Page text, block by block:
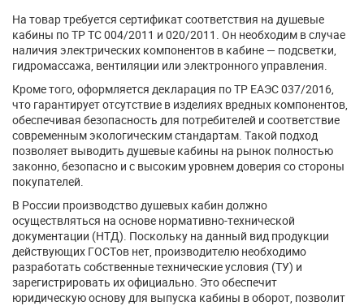
На товар требуется сертификат соответствия на душевые
кабины по ТР ТС 004/2011 и 020/2011. Он необходим в случае
наличия электрических компонентов в кабине — подсветки,
гидромассажа, вентиляции или электронного управления.
Кроме того, оформляется декларация по ТР ЕАЭС 037/2016,
что гарантирует отсутствие в изделиях вредных компонентов,
обеспечивая безопасность для потребителей и соответствие
современным экологическим стандартам. Такой подход
позволяет выводить душевые кабины на рынок полностью
законно, безопасно и с высоким уровнем доверия со стороны
покупателей.
В России производство душевых кабин должно
осуществляться на основе нормативно-технической
документации (НТД). Поскольку на данный вид продукции
действующих ГОСТов нет, производителю необходимо
разработать собственные технические условия (ТУ) и
зарегистрировать их официально. Это обеспечит
юридическую основу для выпуска кабины в оборот, позволит